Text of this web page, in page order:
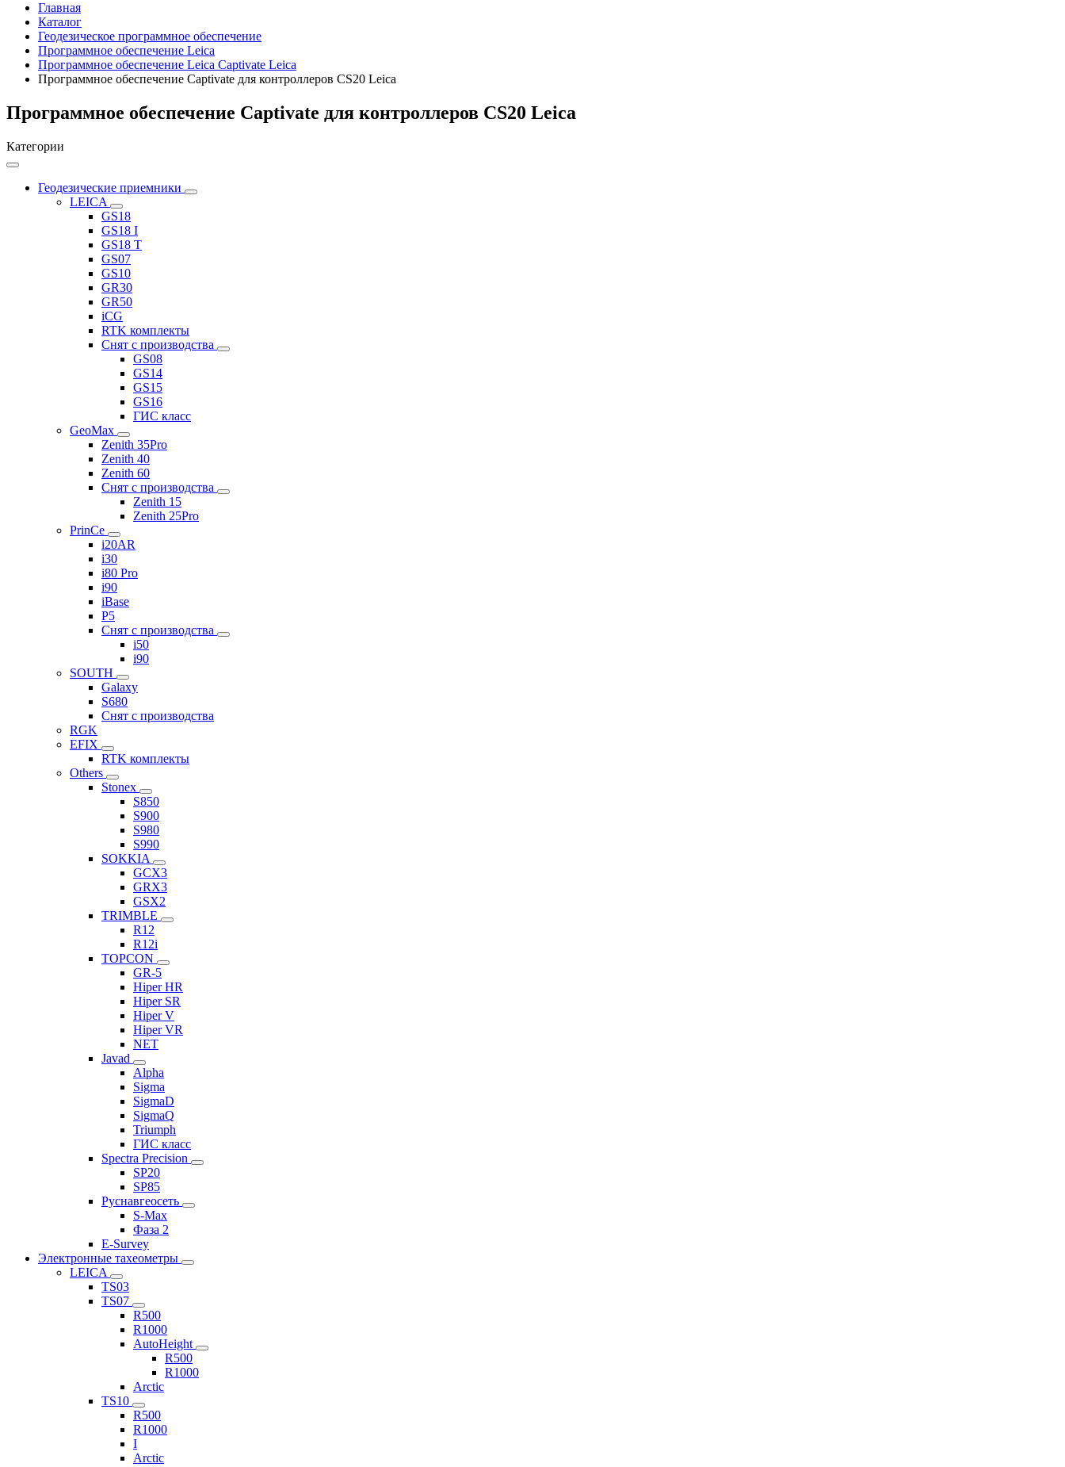
Главная
Каталог
Геодезическое программное обеспечение
Программное обеспечение Leica
Программное обеспечение Leica Captivate Leica
Программное обеспечение Captivate для контроллеров CS20 Leica
Программное обеспечение Captivate для контроллеров CS20 Leica
Категории
Геодезические приемники
LEICA
GS18
GS18 I
GS18 T
GS07
GS10
GR30
GR50
iCG
RTK комплекты
Снят с производства
GS08
GS14
GS15
GS16
ГИС класс
GeoMax
Zenith 35Pro
Zenith 40
Zenith 60
Снят с производства
Zenith 15
Zenith 25Pro
PrinCe
i20AR
i30
i80 Pro
i90
iBase
P5
Снят с производства
i50
i90
SOUTH
Galaxy
S680
Снят с производства
RGK
EFIX
RTK комплекты
Others
Stonex
S850
S900
S980
S990
SOKKIA
GCX3
GRX3
GSX2
TRIMBLE
R12
R12i
TOPCON
GR-5
Hiper HR
Hiper SR
Hiper V
Hiper VR
NET
Javad
Alpha
Sigma
SigmaD
SigmaQ
Triumph
ГИС класс
Spectra Precision
SP20
SP85
Руснавгеосеть
S-Max
Фаза 2
E-Survey
Электронные тахеометры
LEICA
TS03
TS07
R500
R1000
AutoHeight
R500
R1000
Arctic
TS10
R500
R1000
I
Arctic